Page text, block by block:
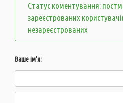
Статус коментування:
зареєстрованих
незареєстрованих
Ваше ім'я: